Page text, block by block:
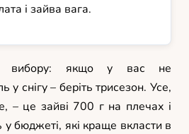
і зайва вага.
вибору: якщо у вас не
у снігу – беріть трисезон. Усе,
– це зайві 700 г на плечах і
у бюджеті, які краще вкласти в